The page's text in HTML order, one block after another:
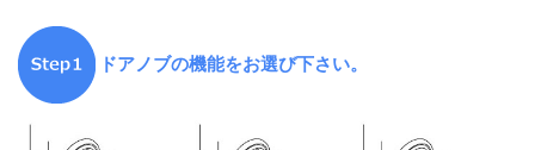
ドアノブの機能をお選び下さい。